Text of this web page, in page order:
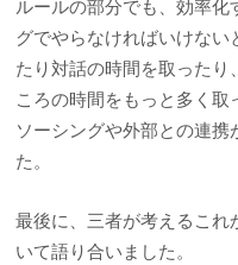
ルールの部分でも、効率
グでやらなければいけな
たり対話の時間を取ったり
ころの時間をもっと多く
ソーシングや外部との連
た。
最後に、三者が考えるこ
いて語り合いました。